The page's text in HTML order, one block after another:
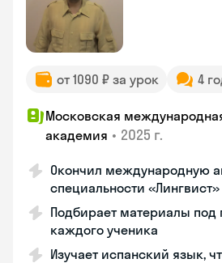
от 1090 ₽ за урок 4
Московская
академия • 2025 г.
Окончил международную
специальности «Лингвист»
Подбирает материалы под
каждого ученика
Изучает испанский язык,